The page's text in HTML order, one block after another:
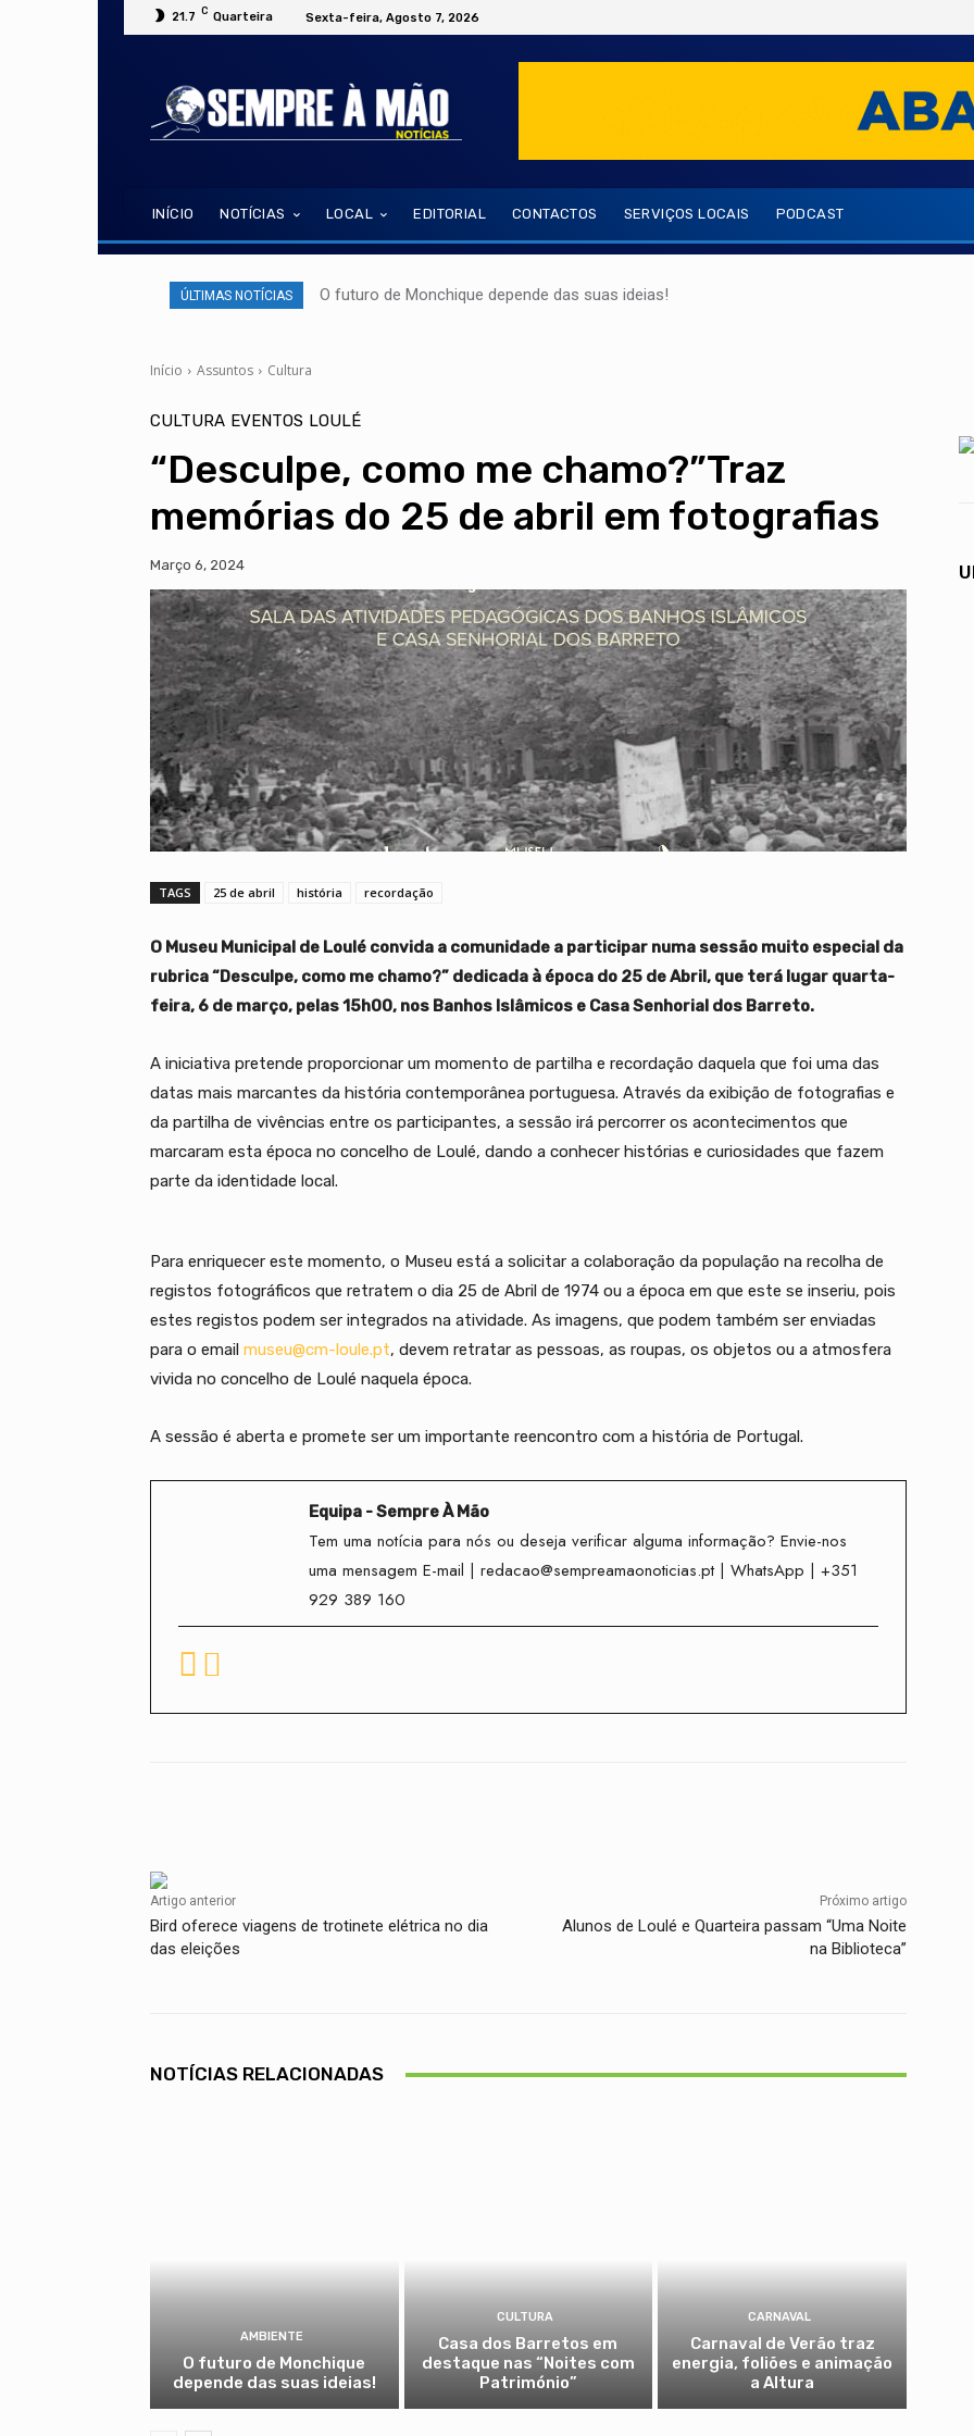
21.7 C Quarteira Sexta-feira, Agosto 7, 2026
INÍCIO NOTÍCIAS LOCAL EDITORIAL CONTACTOS SERVIÇOS LOCAIS PODCAST
ÚLTIMAS NOTÍCIAS O futuro de Monchique depende das suas ideias!
Início Assuntos Cultura
CULTURA EVENTOS LOULÉ
“Desculpe, como me chamo?”Traz
memórias do 25 de abril em fotografias
Março 6, 2024
TAGS 25 de abril história recordação
O Museu Municipal de Loulé convida a comunidade a participar numa sessão muito especial da
rubrica “Desculpe, como me chamo?” dedicada à época do 25 de Abril, que terá lugar quarta-
feira, 6 de março, pelas 15h00, nos Banhos Islâmicos e Casa Senhorial dos Barreto.
A iniciativa pretende proporcionar um momento de partilha e recordação daquela que foi uma das
datas mais marcantes da história contemporânea portuguesa. Através da exibição de fotografias e
da partilha de vivências entre os participantes, a sessão irá percorrer os acontecimentos que
marcaram esta época no concelho de Loulé, dando a conhecer histórias e curiosidades que fazem
parte da identidade local.
Para enriquecer este momento, o Museu está a solicitar a colaboração da população na recolha de
registos fotográficos que retratem o dia 25 de Abril de 1974 ou a época em que este se inseriu, pois
estes registos podem ser integrados na atividade. As imagens, que podem também ser enviadas
para o email museu@cm-loule.pt, devem retratar as pessoas, as roupas, os objetos ou a atmosfera
vivida no concelho de Loulé naquela época.
A sessão é aberta e promete ser um importante reencontro com a história de Portugal.
Equipa - Sempre À Mão
Tem uma notícia para nós ou deseja verificar alguma informação? Envie-nos
uma mensagem E-mail | redacao@sempreamaonoticias.pt | WhatsApp | +351
929 389 160
Artigo anterior
Bird oferece viagens de trotinete elétrica no dia
das eleições
Próximo artigo
Alunos de Loulé e Quarteira passam “Uma Noite
na Biblioteca”
NOTÍCIAS RELACIONADAS
AMBIENTE
O futuro de Monchique
depende das suas ideias!
CULTURA
Casa dos Barretos em
destaque nas “Noites com
Património”
CARNAVAL
Carnaval de Verão traz
energia, foliões e animação
a Altura